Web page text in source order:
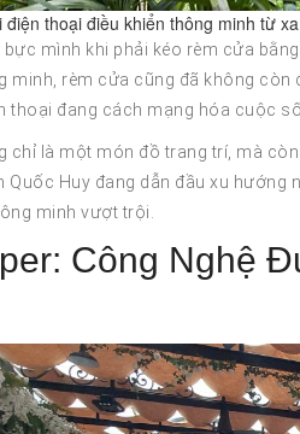
thoại điều khiển thông minh từ xa
mình khi phải kéo rèm cửa
minh, rèm cửa cũng đã không
thoại đang cách mạng hóa cuộc
chỉ là một món đồ trang trí, mà
Quốc Huy đang dẫn đầu xu hướng
minh vượt trội.
Công Nghệ